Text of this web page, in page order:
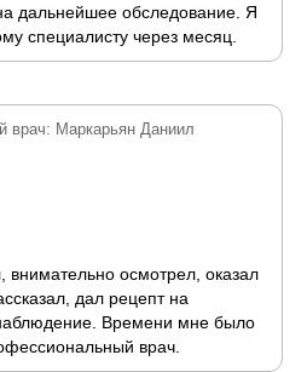
дальнейшее обследование. Я
специалисту через месяц.
врач: Маркарьян Даниил
внимательно осмотрел, оказал
дал рецепт на
Времени мне было
врач.